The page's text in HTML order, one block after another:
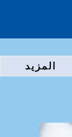
المزيد